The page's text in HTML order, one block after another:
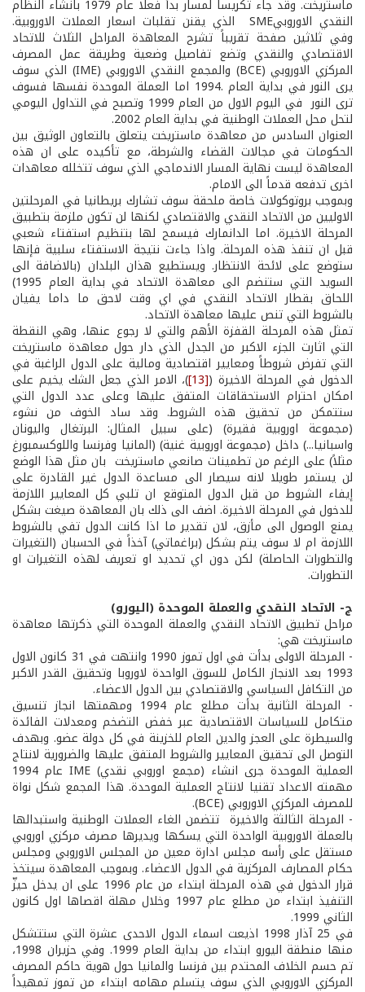
ماستريخت. وقد جاء تكريساً لمسار بدأ فعلا عام 1979 بانشاء النظام
النقدي الاوروبيSME الذي يقنن تقلبات اسعار العملات الاوروبية.
وفي ثلاثين صفحة تقريباً تشرح المعاهدة المراحل الثلاث للاتحاد
الاقتصادي والنقدي وتضع تفاصيل وضعية وطريقة عمل المصرف
المركزي الاوروبي (BCE) والمجمع النقدي الاوروبي (IME) الذي سوف
يرى النور في بداية العام .1994 اما العملة الموحدة نفسها فسوف
ترى النور في اليوم الاول من العام 1999 وتصبح في التداول اليومي
لتحل محل العملات الوطنية في بداية العام 2002.
العنوان السادس من معاهدة ماستريخت يتعلق بالتعاون الوثيق بين
الحكومات في مجالات القضاء والشرطة، مع تأكيده على ان هذه
المعاهدة ليست نهاية المسار الاندماجي الذي سوف تتخلله معاهدات
اخرى تدفعه قدماً الى الامام.
وبموجب بروتوكولات خاصة ملحقة سوف تشارك بريطانيا في المرحلتين
الاوليين من الاتحاد النقدي والاقتصادي لكنها لن تكون ملزمة بتطبيق
المرحلة الاخيرة. اما الدانمارك فيسمح لها بتنظيم استفتاء شعبي
قبل ان تنفذ هذه المرحلة. واذا جاءت نتيجة الاستفتاء سلبية فإنها
ستوضع على لائحة الانتظار. ويستطيع هذان البلدان (بالاضافة الى
السويد التي ستنضم الى معاهدة الاتحاد في بداية العام 1995)
اللحاق بقطار الاتحاد النقدي في اي وقت لاحق ما داما يفيان
بالشروط التي تنص عليها معاهدة الاتحاد.
تمثل هذه المرحلة القفزة الأهم والتي لا رجوع عنها، وهي النقطة
التي اثارت الجزء الاكبر من الجدل الذي دار حول معاهدة ماستريخت
التي تفرض شروطاً ومعايير اقتصادية ومالية على الدول الراغبة في
الدخول في المرحلة الاخيرة ([13] )، الامر الذي جعل الشك يخيم على
امكان احترام الاستحقاقات المتفق عليها وعلى عدد الدول التي
ستتمكن من تحقيق هذه الشروط. وقد ساد الخوف من نشوء
(مجموعة اوروبية فقيرة) (على سبيل المثال: البرتغال واليونان
واسبانيا...) داخل (مجموعة اوروبية غنية) (المانيا وفرنسا واللوكسمبورغ
مثلاً) على الرغم من تطمينات صانعي ماستريخت بان مثل هذا الوضع
لن يستمر طويلا لانه سيصار الى مساعدة الدول غير القادرة على
إيفاء الشروط من قبل الدول المتوقع ان تلبي كل المعايير اللازمة
للدخول في المرحلة الاخيرة. اضف الى ذلك بان المعاهدة صيغت بشكل
يمنع الوصول الى مأزق، لان تقدير ما اذا كانت الدول تفي بالشروط
اللازمة ام لا سوف يتم بشكل (براغماتي) آخذاً في الحسبان (التغيرات
والتطورات الحاصلة) لكن دون اي تحديد او تعريف لهذه التغيرات او
التطورات.
ج- الاتحاد النقدي والعملة الموحدة (اليورو)
مراحل تطبيق الاتحاد النقدي والعملة الموحدة التي ذكرتها معاهدة
ماستريخت هي:
- المرحلة الاولى بدأت في اول تموز 1990 وانتهت في 31 كانون الاول
1993 بعد الانجاز الكامل للسوق الواحدة لاوروبا وتحقيق القدر الاكبر
من التكافل السياسي والاقتصادي بين الدول الاعضاء.
- المرحلة الثانية بدأت مطلع عام 1994 ومهمتها انجاز تنسيق
متكامل للسياسات الاقتصادية عبر خفض التضخم ومعدلات الفائدة
والسيطرة على العجز والدين العام للخزينة في كل دولة عضو. وبهدف
التوصل الى تحقيق المعايير والشروط المتفق عليها والضرورية لانتاج
العملية الموحدة جرى انشاء (مجمع اوروبي نقدي) IME عام 1994
مهمته الاعداد تقنيا لانتاج العملية الموحدة. هذا المجمع شكل نواة
للمصرف المركزي الاوروبي (BCE).
- المرحلة الثالثة والاخيرة تتضمن الغاء العملات الوطنية واستبدالها
بالعملة الاوروبية الواحدة التي يسكها ويديرها مصرف مركزي اوروبي
مستقل على رأسه مجلس ادارة معين من المجلس الاوروبي ومجلس
حكام المصارف المركزية في الدول الاعضاء. وبموجب المعاهدة سيتخذ
قرار الدخول في هذه المرحلة ابتداء من عام 1996 على ان يدخل حيزّ
التنفيذ ابتداء من مطلع عام 1997 وخلال مهلة اقصاها اول كانون
الثاني 1999.
في 25 آذار 1998 اذيعت اسماء الدول الاحدى عشرة التي ستتشكل
منها منطقة اليورو ابتداء من بداية العام 1999. وفي حزيران 1998،
تم حسم الخلاف المحتدم بين فرنسا والمانيا حول هوية حاكم المصرف
المركزي الاوروبي الذي سوف يتسلم مهامه ابتداء من تموز تمهيداً